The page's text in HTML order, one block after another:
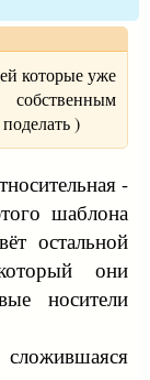
которые уже
)
-
шаблона
остальной
они
носители